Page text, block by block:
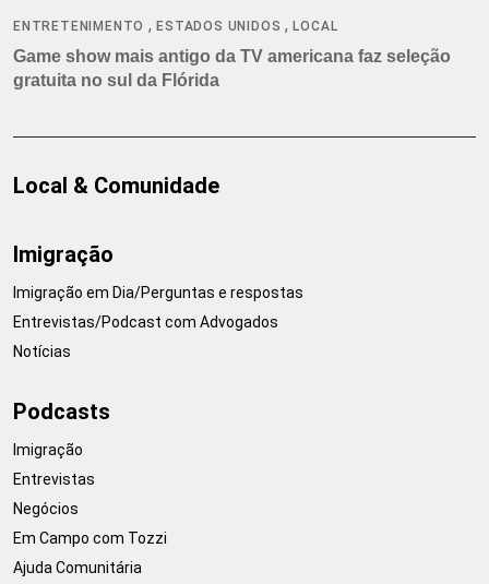
ENTRETENIMENTO ,ESTADOS UNIDOS ,LOCAL
Game show mais antigo da TV americana faz seleção
gratuita no sul da Flórida
Local & Comunidade
Imigração
Imigração em Dia/Perguntas e respostas
Entrevistas/Podcast com Advogados
Notícias
Podcasts
Imigração
Entrevistas
Negócios
Em Campo com Tozzi
Ajuda Comunitária